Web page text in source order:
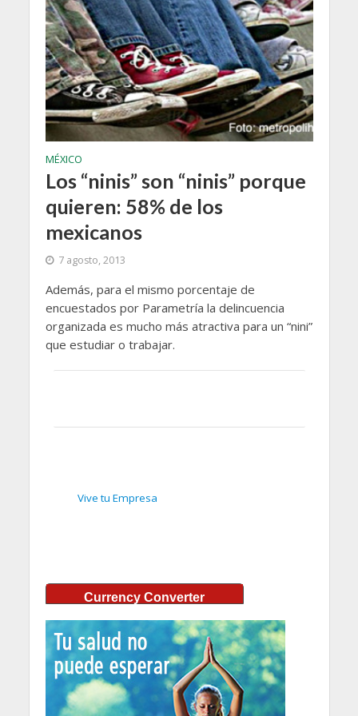
MÉXICO
Los “ninis” son “ninis” porque
quieren: 58% de los
mexicanos
7 agosto, 2013
Además, para el mismo porcentaje de
encuestados por Parametría la delincuencia
organizada es mucho más atractiva para un “nini”
que estudiar o trabajar.
Vive tu Empresa
Currency Converter